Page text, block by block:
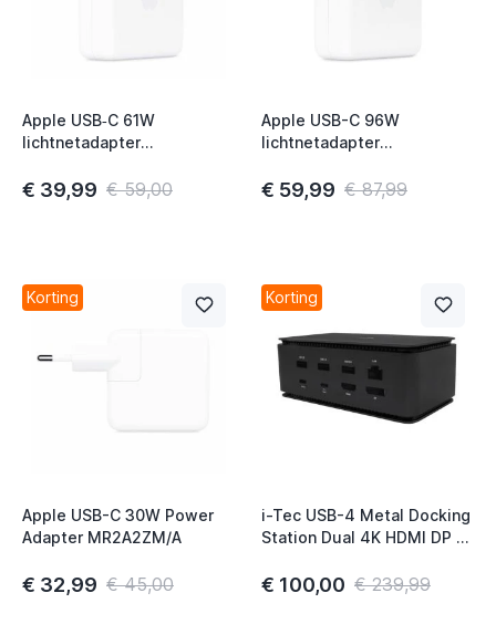
Apple USB‑C 61W
lichtnetadapter
€ 39,99 € 59,00
Apple USB-C 96W
lichtnetadapter
€ 59,99 € 87,99
Korting
Apple USB-C 30W Power
Adapter MR2A2ZM/A
€ 32,99 € 45,00
Korting
i-Tec USB-4 Metal Docking
Station Dual 4K HDMI DP +
€ 100,00 € 239,99